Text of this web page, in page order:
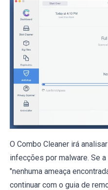
O Combo Cleaner irá
infecções por malware. Se
"nenhuma ameaça
continuar com o guia de